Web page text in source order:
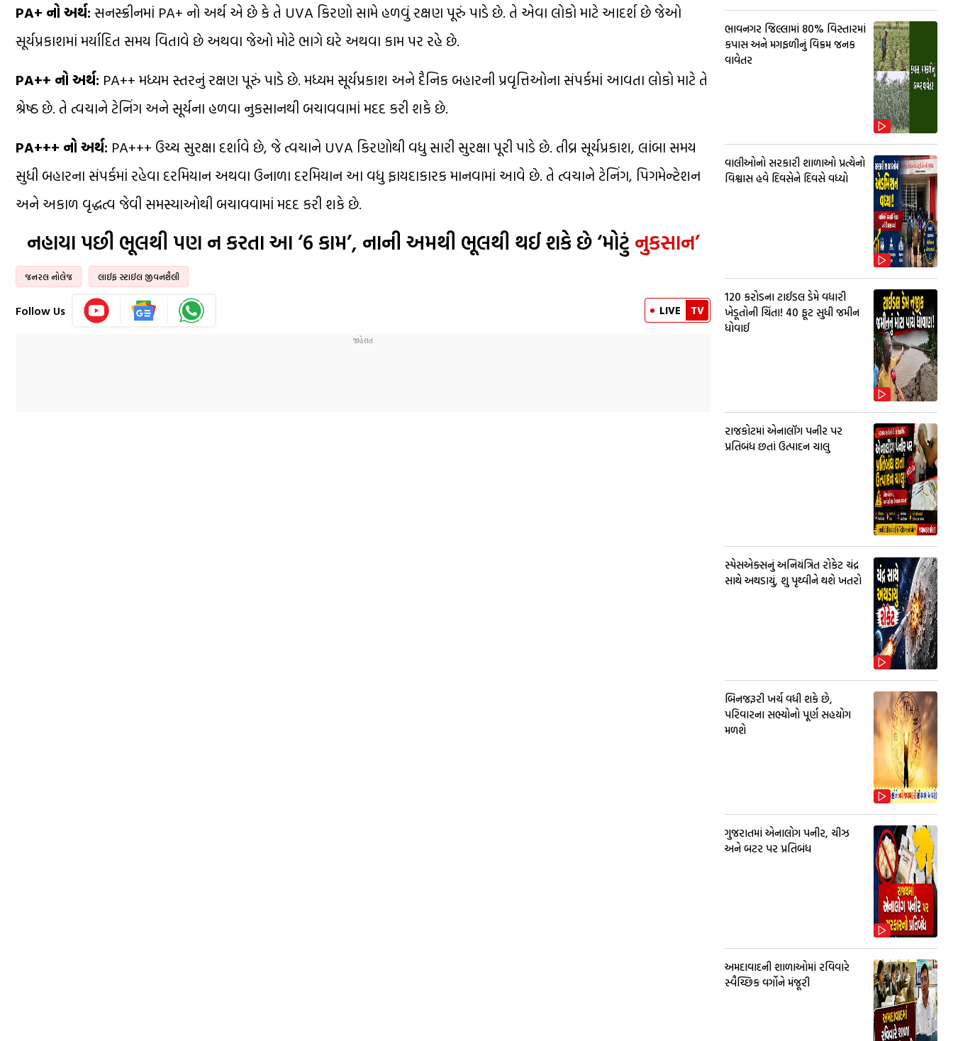
PA+ નો અર્થ: સનસ્ક્રીનમાં PA+ નો અર્થ એ છે કે તે UVA કિરણો સામે હળવું રક્ષણ પૂરું પાડે છે. તે એવા લોકો માટે આદર્શ છે જેઓ
સૂર્યપ્રકાશમાં મર્યાદિત સમય વિતાવે છે અથવા જેઓ મોટે ભાગે ઘરે અથવા કામ પર રહે છે.
PA++ નો અર્થ: PA++ મધ્યમ સ્તરનું રક્ષણ પૂરું પાડે છે. મધ્યમ સૂર્યપ્રકાશ અને દૈનિક બહારની પ્રવૃત્તિઓના સંપર્કમાં આવતા લોકો માટે તે
શ્રેષ્ઠ છે. તે ત્વચાને ટેનિંગ અને સૂર્યના હળવા નુકસાનથી બચાવવામાં મદદ કરી શકે છે.
PA+++ નો અર્થ: PA+++ ઉચ્ચ સુરક્ષા દર્શાવે છે, જે ત્વચાને UVA કિરણોથી વધુ સારી સુરક્ષા પૂરી પાડે છે. તીવ્ર સૂર્યપ્રકાશ, લાંબા સમય
સુધી બહારના સંપર્કમાં રહેવા દરમિયાન અથવા ઉનાળા દરમિયાન આ વધુ ફાયદાકારક માનવામાં આવે છે. તે ત્વચાને ટેનિંગ, પિગમેન્ટેશન
અને અકાળ વૃદ્ધત્વ જેવી સમસ્યાઓથી બચાવવામાં મદદ કરી શકે છે.
નહાયા પછી ભૂલથી પણ ન કરતા આ ‘6 કામ’, નાની અમથી ભૂલથી થઈ શકે છે ‘મોટું નુકસાન’
જનરલ નોલેજ લાઈફ સ્ટાઈલ જીવનશૈલી
Follow Us LIVE TV
ભાવનગર જિલ્લામાં 80% વિસ્તારમાં
કપાસ અને મગફળીનું વિક્રમ જનક
વાવેતર
વાલીઓનો સરકારી શાળાઓ પ્રત્યેનો
વિશ્વાસ હવે દિવસેને દિવસે વધ્યો
₹120 કરોડના ટાઈડલ ડેમે વધારી
ખેડૂતોની ચિંતા! 40 ફૂટ સુધી જમીન
ધોવાઈ
રાજકોટમાં એનાલૉગ પનીર પર
પ્રતિબંધ છતાં ઉત્પાદન ચાલુ
સ્પેસએક્સનું અનિયંત્રિત રોકેટ ચંદ્ર
સાથે અથડાયું, શુ પૃથ્વીને થશે ખતરો
બિનજરૂરી ખર્ચ વધી શકે છે,
પરિવારના સભ્યોનો પૂર્ણ સહયોગ
મળશે
ગુજરાતમાં એનાલોગ પનીર, ચીઝ
અને બટર પર પ્રતિબંધ
અમદાવાદની શાળાઓમાં રવિવારે
સ્વૈચ્છિક વર્ગોને મંજૂરી